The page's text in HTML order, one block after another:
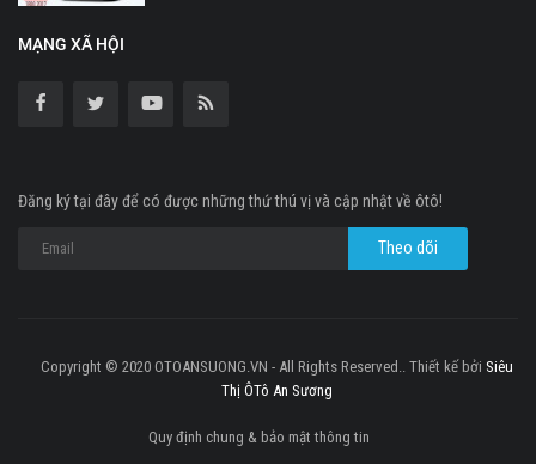
MẠNG XÃ HỘI
Đăng ký tại đây để có được những thứ thú vị và cập nhật về ôtô!
Copyright © 2020 OTOANSUONG.VN - All Rights Reserved.. Thiết kế bởi Siêu
Thị ÔTô An Sương
Quy định chung & bảo mật thông tin